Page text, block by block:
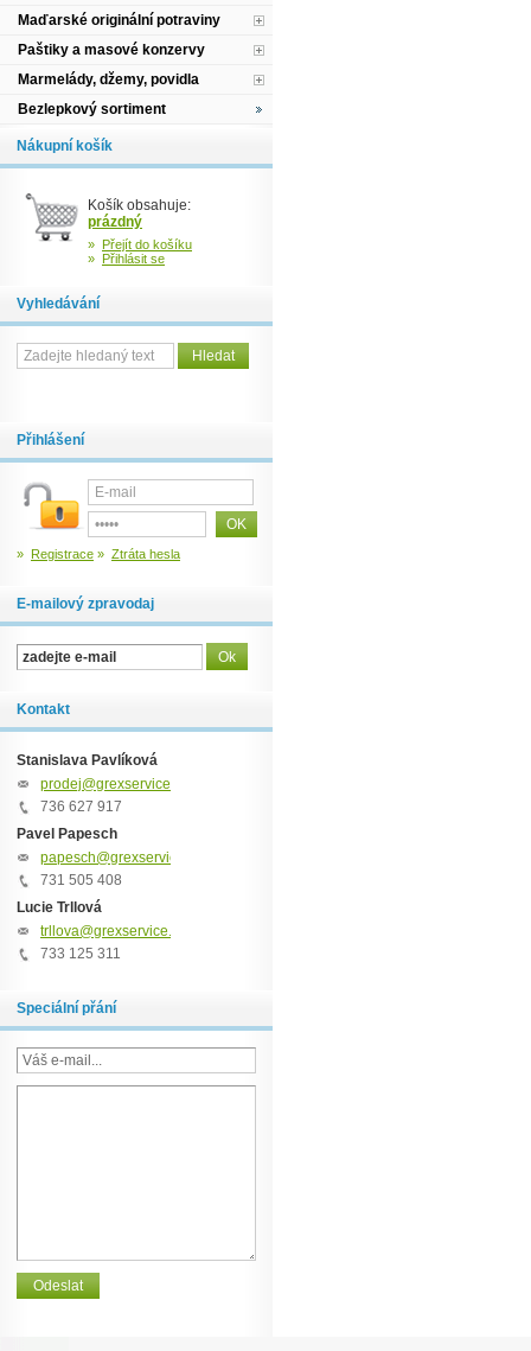
Maďarské originální potraviny
Paštiky a masové konzervy
Marmelády, džemy, povidla
Bezlepkový sortiment
Nákupní košík
Košík obsahuje:
prázdný
» Přejít do košíku
» Přihlásit se
Vyhledávání
Přihlášení
» Registrace » Ztráta hesla
E-mailový zpravodaj
Kontakt
Stanislava Pavlíková
prodej@grexservice.cz
736 627 917
Pavel Papesch
papesch@grexservice.cz
731 505 408
Lucie Trllová
trllova@grexservice.cz
733 125 311
Speciální přání